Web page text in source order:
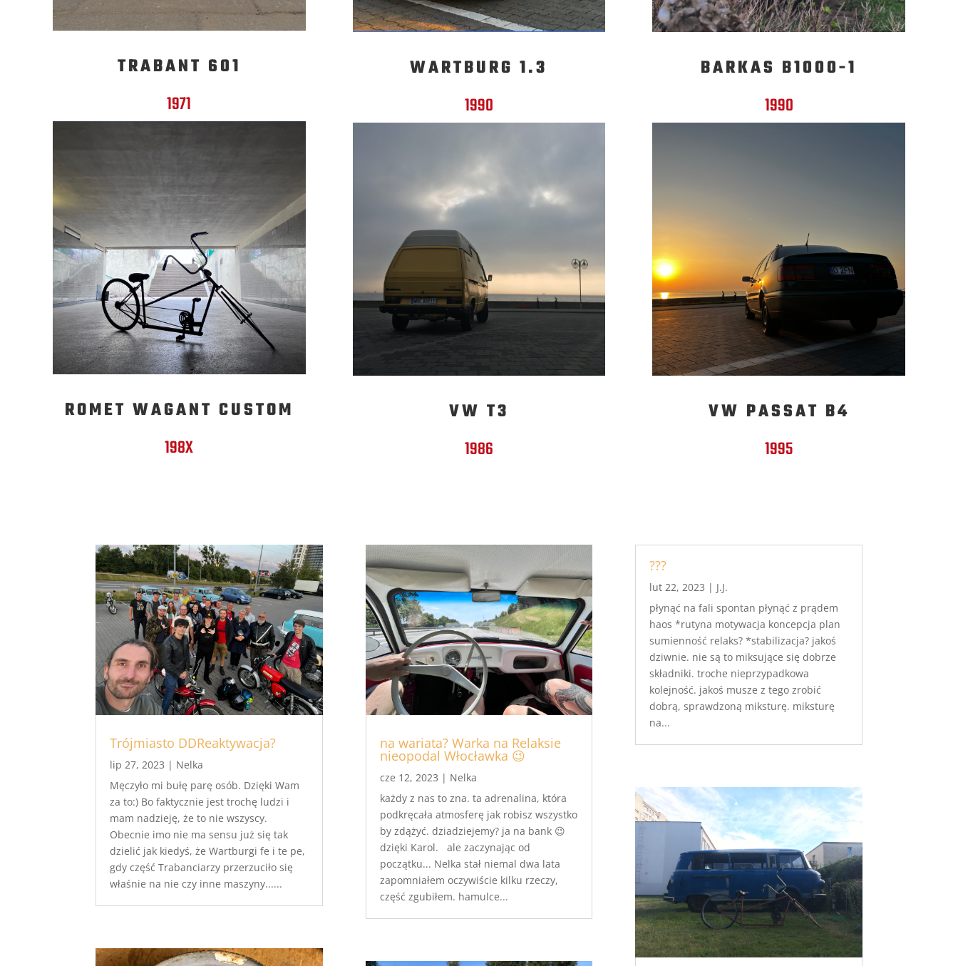
TRABANT 601
1971
ROMET WAGANT CUSTOM
198X
WARTBURG 1.3
1990
VW T3
1986
BARKAS B1000-1
1990
VW PASSAT B4
1995
Trójmiasto DDReaktywacja?
lip 27, 2023 | Nelka
Męczyło mi bułę parę osób. Dzięki Wam
za to:) Bo faktycznie jest trochę ludzi i
mam nadzieję, że to nie wszyscy.
Obecnie imo nie ma sensu już się tak
dzielić jak kiedyś, że Wartburgi fe i te pe,
gdy część Trabanciarzy przerzuciło się
właśnie na nie czy inne maszyny......
na wariata? Warka na Relaksie
nieopodal Włocławka 😉
cze 12, 2023 | Nelka
każdy z nas to zna. ta adrenalina, która
podkręcała atmosferę jak robisz wszystko
by zdążyć. dziadziejemy? ja na bank 😉
dzięki Karol. ale zaczynając od
początku... Nelka stał niemal dwa lata
zapomniałem oczywiście kilku rzeczy,
część zgubiłem. hamulce...
???
lut 22, 2023 | J.J.
płynąć na fali spontan płynąć z prądem
haos *rutyna motywacja koncepcja plan
sumienność relaks? *stabilizacja? jakoś
dziwnie. nie są to miksujące się dobrze
składniki. troche nieprzypadkowa
kolejność. jakoś musze z tego zrobić
dobrą, sprawdzoną miksturę. miksturę
na...